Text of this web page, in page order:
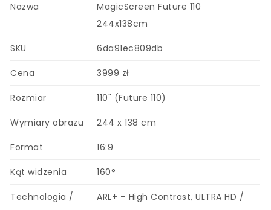
Nazwa
MagicScreen Future 110
244x138cm
SKU 6da91ec809db
Cena 3999 zł
Rozmiar 110" (Future 110)
Wymiary obrazu 244 x 138 cm
Format 16:9
Kąt widzenia 160°
Technologia /
ARL+ – High Contrast, ULTRA HD /